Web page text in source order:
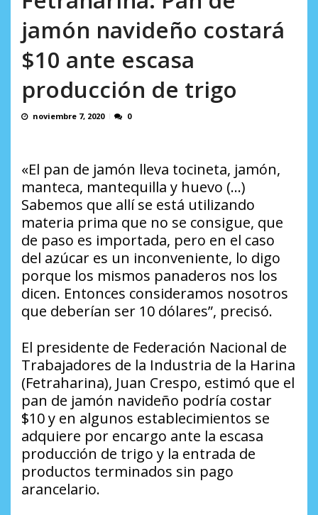
jamón navideño costará
$10 ante escasa
producción de trigo
noviembre 7, 2020 0
«El pan de jamón lleva tocineta, jamón,
manteca, mantequilla y huevo (…)
Sabemos que allí se está utilizando
materia prima que no se consigue, que
de paso es importada, pero en el caso
del azúcar es un inconveniente, lo digo
porque los mismos panaderos nos los
dicen. Entonces consideramos nosotros
que deberían ser 10 dólares”, precisó.
El presidente de Federación Nacional de
Trabajadores de la Industria de la Harina
(Fetraharina), Juan Crespo, estimó que el
pan de jamón navideño podría costar
$10 y en algunos establecimientos se
adquiere por encargo ante la escasa
producción de trigo y la entrada de
productos terminados sin pago
arancelario.